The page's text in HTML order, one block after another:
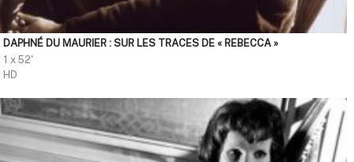
DAPHNÉ DU MAURIER : SUR LES TRACES DE « REBECCA »
1 x 52'
HD